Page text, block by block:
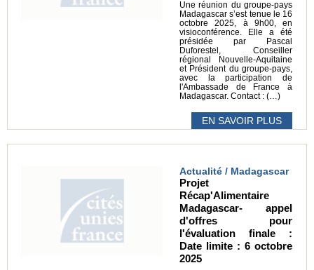
Une réunion du groupe-pays
Madagascar s’est tenue le 16
octobre 2025, à 9h00, en
visioconférence. Elle a été
présidée par Pascal
Duforestel, Conseiller
régional Nouvelle-Aquitaine
et Président du groupe-pays,
avec la participation de
l'Ambassade de France à
Madagascar. Contact : (…)
EN SAVOIR PLUS
Actualité / Madagascar
Projet
Récap'Alimentaire
Madagascar- appel
d'offres pour
l'évaluation finale :
Date limite : 6 octobre
2025